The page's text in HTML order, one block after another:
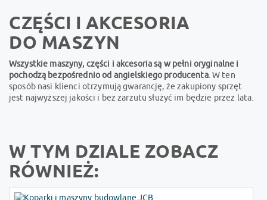
CZĘŚCI I AKCESORIA
DO MASZYN
Wszystkie maszyny, części i akcesoria są w pełni oryginalne i
pochodzą bezpośrednio od angielskiego producenta. W ten
sposób nasi klienci otrzymują gwarancję, że zakupiony sprzęt
jest najwyższej jakości i bez zarzutu służyć im będzie przez lata.
W TYM DZIALE ZOBACZ
RÓWNIEŻ: